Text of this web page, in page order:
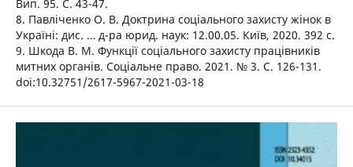
Вип. 95. С. 43-47.
8. Павліченко О. В. Доктрина соціального захисту жінок в
Україні: дис. … д-ра юрид. наук: 12.00.05. Київ, 2020. 392 с.
9. Шкода В. М. Функції соціального захисту працівників
митних органів. Соціальне право. 2021. № 3. С. 126-131.
doi:10.32751/2617-5967-2021-03-18